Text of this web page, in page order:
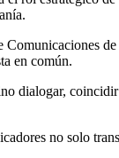
en común.
dialogar,
no solo